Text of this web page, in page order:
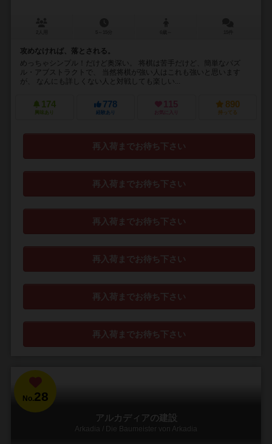
攻めなければ、落とされる。
めっちゃシンプル！だけど奥深い。 将棋は苦手だけど、簡単なパズ
ル・アブストラクトで、 当然将棋が強い人はこれも強いと思います
が、 なんにも詳しくない人と対戦しても楽しい...
174
興味あり
778
経験あり
115
お気に入り
890
持ってる
再入荷までお待ち下さい
再入荷までお待ち下さい
再入荷までお待ち下さい
再入荷までお待ち下さい
再入荷までお待ち下さい
再入荷までお待ち下さい
No.28
アルカディアの建設
Arkadia / Die Baumeister von Arkadia